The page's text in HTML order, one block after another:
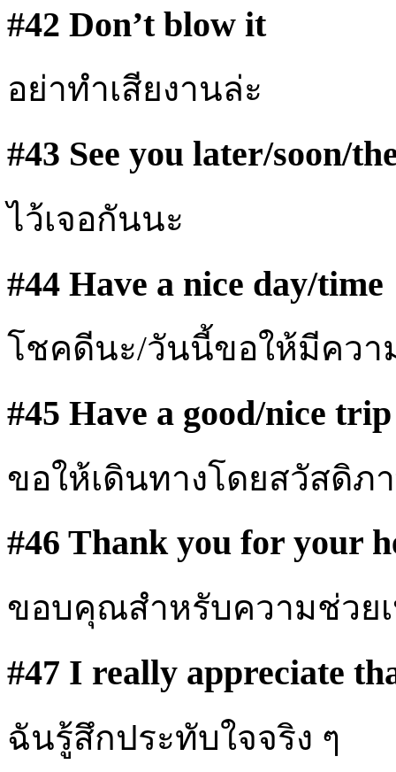
#42 Don’t blow it
อย่าทำเสียงานล่ะ
#43 See you later/soon/
ไว้เจอกันนะ
#44 Have a nice day/time
โชคดีนะ/วันนี้ขอให้มีควา
#45 Have a good/nice trip
ขอให้เดินทางโดยสวัสดิภ
#46 Thank you for your
ขอบคุณสำหรับความช่วย
#47 I really appreciate
ฉันรู้สึกประทับใจจริง ๆ